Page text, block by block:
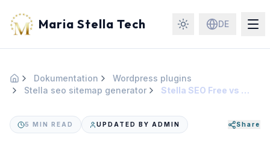
Maria Stella Tech DE
Startseite
Dokumentation
Wordpress plugins
Stella seo sitemap generator
Stella SEO Free vs Pro: Vollständiger Funktionsvergleich
5 MIN READ UPDATED BY ADMIN Share